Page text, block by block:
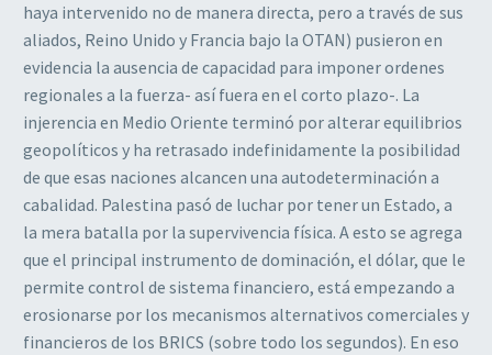
haya intervenido no de manera directa, pero a través de sus
aliados, Reino Unido y Francia bajo la OTAN) pusieron en
evidencia la ausencia de capacidad para imponer ordenes
regionales a la fuerza- así fuera en el corto plazo-. La
injerencia en Medio Oriente terminó por alterar equilibrios
geopolíticos y ha retrasado indefinidamente la posibilidad
de que esas naciones alcancen una autodeterminación a
cabalidad. Palestina pasó de luchar por tener un Estado, a
la mera batalla por la supervivencia física. A esto se agrega
que el principal instrumento de dominación, el dólar, que le
permite control de sistema financiero, está empezando a
erosionarse por los mecanismos alternativos comerciales y
financieros de los BRICS (sobre todo los segundos). En eso